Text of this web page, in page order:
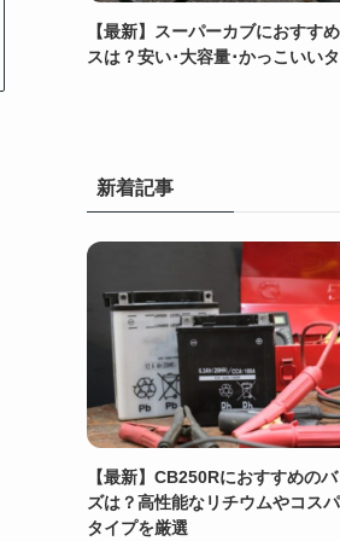
【最新】スーパーカブにおすす
スは？安い･大容量･かっこいい
新着記事
【最新】CB250Rにおすすめの
ズは？高性能なリチウムやコス
タイプを厳選